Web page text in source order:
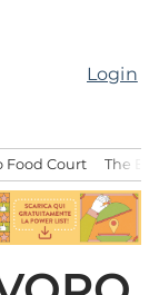
Login
Food Court The